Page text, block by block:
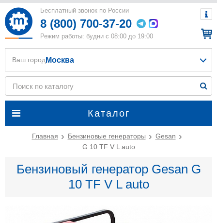
Бесплатный звонок по России
8 (800) 700-37-20
Режим работы: будни с 08:00 до 19:00
Каталог
Ваш город Москва
Главная Бензиновые генераторы
Gesan
G 10 TF V L auto
Бензиновый генератор Gesan G
10 TF V L auto